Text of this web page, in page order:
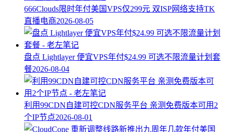
666Clouds限时年付美国VPS仅299元 双ISP网络支持TK
直播电商2026-08-05
盘点 Lightlayer 便宜VPS年付$24.99 可选不限流量计划套
餐2026-08-04
利用99CDN自建可控CDN服务平台 亲测免费版本可用2
个IP节点2026-08-01